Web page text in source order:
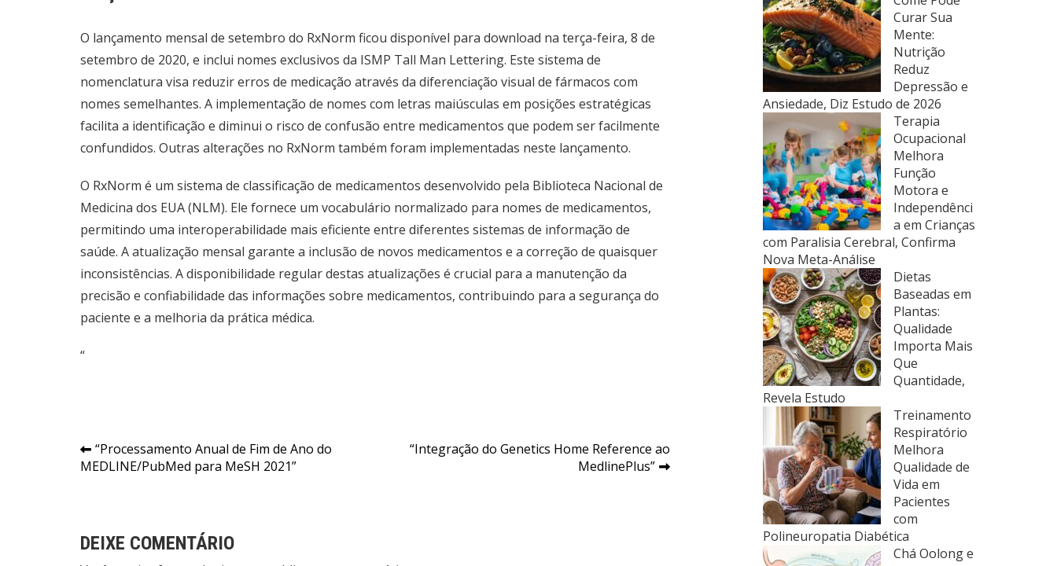
O lançamento mensal de setembro do RxNorm ficou disponível para download na terça-feira, 8 de
setembro de 2020, e inclui nomes exclusivos da ISMP Tall Man Lettering. Este sistema de
nomenclatura visa reduzir erros de medicação através da diferenciação visual de fármacos com
nomes semelhantes. A implementação de nomes com letras maiúsculas em posições estratégicas
facilita a identificação e diminui o risco de confusão entre medicamentos que podem ser facilmente
confundidos. Outras alterações no RxNorm também foram implementadas neste lançamento.
O RxNorm é um sistema de classificação de medicamentos desenvolvido pela Biblioteca Nacional de
Medicina dos EUA (NLM). Ele fornece um vocabulário normalizado para nomes de medicamentos,
permitindo uma interoperabilidade mais eficiente entre diferentes sistemas de informação de
saúde. A atualização mensal garante a inclusão de novos medicamentos e a correção de quaisquer
inconsistências. A disponibilidade regular destas atualizações é crucial para a manutenção da
precisão e confiabilidade das informações sobre medicamentos, contribuindo para a segurança do
paciente e a melhoria da prática médica.
“
Navegação
de
“Processamento Anual de Fim de Ano do
MEDLINE/PubMed para MeSH 2021”
“Integração do Genetics Home Reference ao
MedlinePlus”
DEIXE COMENTÁRIO
Curar Sua
Mente:
Nutrição
Reduz
Depressão e
Ansiedade, Diz Estudo de 2026
Terapia
Ocupacional
Melhora
Função
Motora e
Independênci
a em Crianças
com Paralisia Cerebral, Confirma
Nova Meta-Análise
Dietas
Baseadas em
Plantas:
Qualidade
Importa Mais
Que
Quantidade,
Revela Estudo
Treinamento
Respiratório
Melhora
Qualidade de
Vida em
Pacientes
com
Polineuropatia Diabética
Chá Oolong e